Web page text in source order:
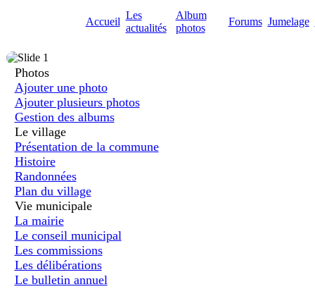
Accueil
Les
actualités
Album
photos
Forums Jumelage
Photos
Ajouter une photo
Ajouter plusieurs photos
Gestion des albums
Le village
Présentation de la commune
Histoire
Randonnées
Plan du village
Vie municipale
La mairie
Le conseil municipal
Les commissions
Les délibérations
Le bulletin annuel